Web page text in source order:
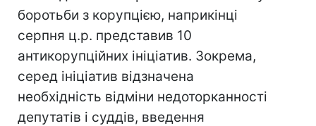
боротьби з корупцією, наприкінці
серпня ц.р. представив 10
антикорупційних ініціатив. Зокрема,
серед ініціатив відзначена
необхідність відміни недоторканності
депутатів і суддів, введення